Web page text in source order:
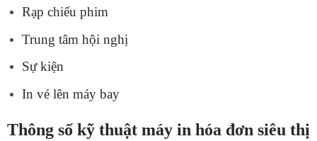
Rạp chiếu phim
Trung tâm hội nghị
Sự kiện
In vé lên máy bay
Thông số kỹ thuật máy in hóa đơn siêu thị